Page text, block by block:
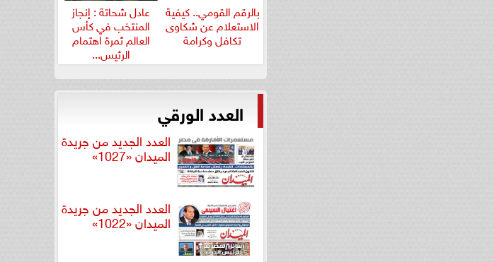
بالرقم القومي.. كيفية
الاستعلام عن شكاوى
تكافل وكرامة
عادل شحاتة : إنجاز
المنتخب في كأس
العالم ثمرة اهتمام
الرئيس...
العدد الورقي
العدد الجديد من جريدة
الميدان «1027»
العدد الجديد من جريدة
الميدان «1022»